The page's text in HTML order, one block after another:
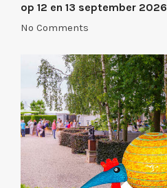
op 12 en 13 september 2026
No Comments